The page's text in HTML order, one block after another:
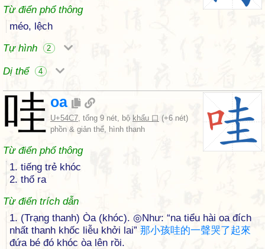
Từ điển phổ thông
méo, lệch
Tự hình
2
Dị thể 4
哇 oa
U+54C7, tổng 9 nét, bộ khẩu 口 (+6 nét)
phồn & giản thể, hình thanh
Từ điển phổ thông
1. tiếng trẻ khóc
2. thổ ra
Từ điển trích dẫn
1. (Trạng thanh) Òa (khóc). ◎Như: “na tiểu hài oa đích
nhất thanh khốc liễu khởi lai” 那小孩哇的一聲哭了起來
đứa bé đó khóc òa lên rồi.